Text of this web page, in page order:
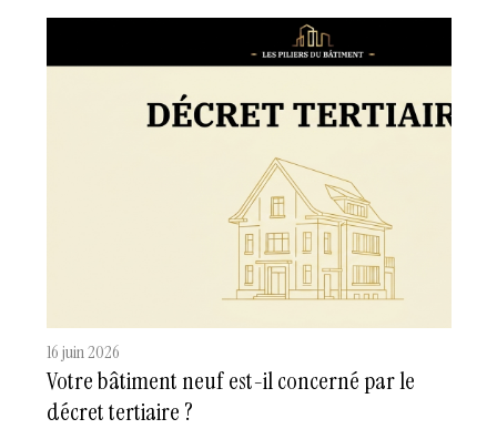
16 juin 2026
Votre bâtiment neuf est-il concerné par le
décret tertiaire ?